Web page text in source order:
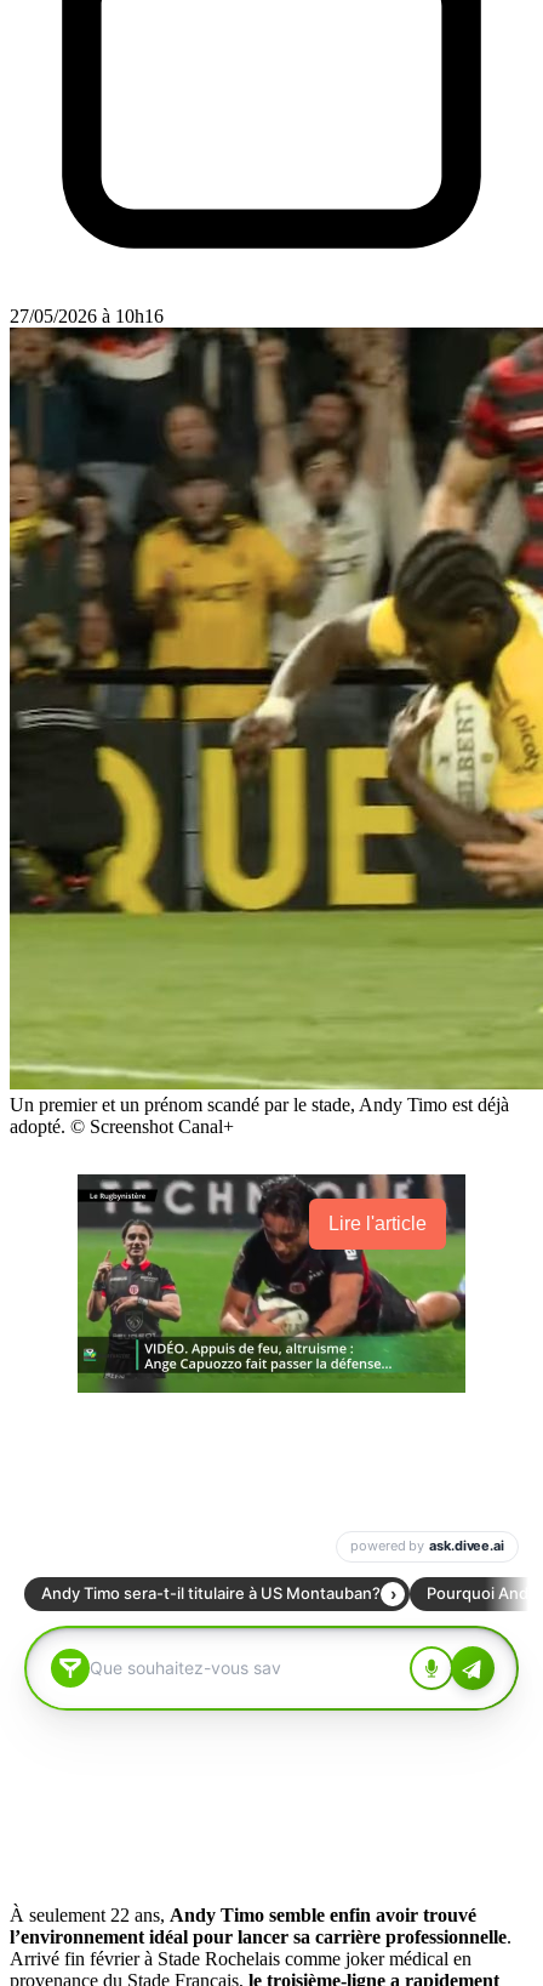
27/05/2026 à 10h16
Un premier et un prénom scandé par le stade, Andy Timo est déjà
adopté. © Screenshot Canal+
Lire l'article
À seulement 22 ans, Andy Timo semble enfin avoir trouvé
l’environnement idéal pour lancer sa carrière professionnelle.
Arrivé fin février à Stade Rochelais comme joker médical en
provenance du Stade Français, le troisième-ligne a rapidement